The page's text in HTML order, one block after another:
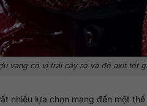
vang có vị trái cây rõ và độ axit tốt
nhiều lựa chọn mang đến một